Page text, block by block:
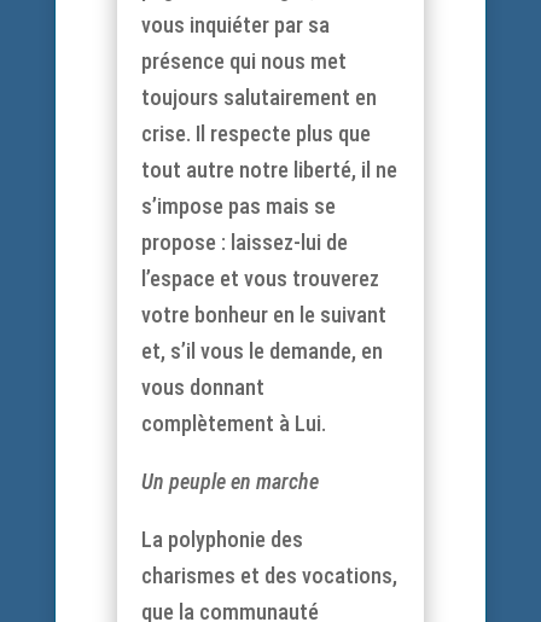
vous inquiéter par sa
présence qui nous met
toujours salutairement en
crise. Il respecte plus que
tout autre notre liberté, il ne
s’impose pas mais se
propose : laissez-lui de
l’espace et vous trouverez
votre bonheur en le suivant
et, s’il vous le demande, en
vous donnant
complètement à Lui.
Un peuple en marche
La polyphonie des
charismes et des vocations,
que la communauté